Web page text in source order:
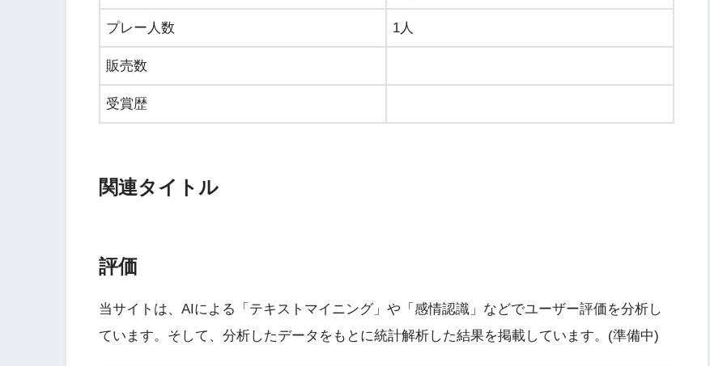
プレー人数 1人
販売数
受賞歴
関連タイトル
評価
当サイトは、AIによる「テキストマイニング」や「感情認識」などでユーザー評価を分析し
ています。そして、分析したデータをもとに統計解析した結果を掲載しています。(準備中)
1
WiiU版『ズンバ・フィットネス・
1
ャ』料理とバトルの融合が魅力の